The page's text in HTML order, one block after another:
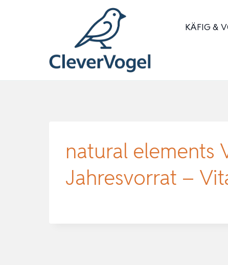
KÄFIG &
natural elements
Jahresvorrat –